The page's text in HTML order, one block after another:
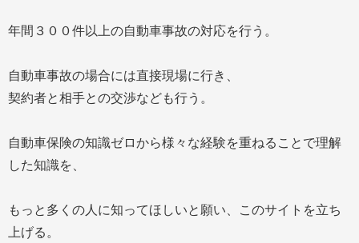
年間３００件以上の自動車事故の対応を行う。
自動車事故の場合には直接現場に行き、
契約者と相手との交渉なども行う。
自動車保険の知識ゼロから様々な経験を重ねることで理解
した知識を、
もっと多くの人に知ってほしいと願い、このサイトを立ち
上げる。